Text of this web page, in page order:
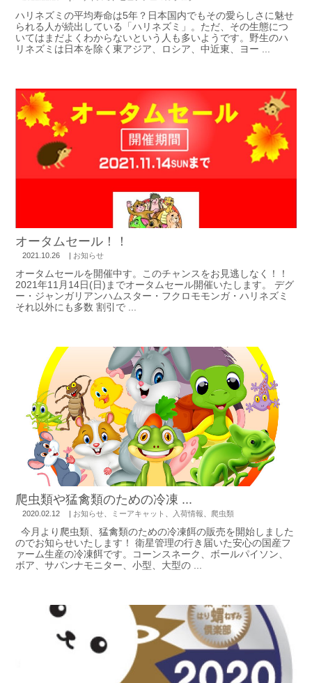
ハリネズミの平均寿命は5年？日本国内でもその愛らしさに魅せ
られる人が続出している「ハリネズミ」。ただ、その生態につ
いてはまだよくわからないという人も多いようです。野生のハ
リネズミは日本を除く東アジア、ロシア、中近東、ヨー ...
オータムセール！！
2021.10.26 | お知らせ
オータムセールを開催中す。このチャンスをお見逃しなく！！
2021年11月14日(日)までオータムセール開催いたします。 デグ
ー・ジャンガリアンハムスター・フクロモモンガ・ハリネズミ
それ以外にも多数 割引で ...
爬虫類や猛禽類のための冷凍 ...
2020.02.12 | お知らせ ミーアキャット 入荷情報 爬虫類
今月より爬虫類、猛禽類のための冷凍餌の販売を開始しました
のでお知らせいたします！ 衛星管理の行き届いた安心の国産フ
ァーム生産の冷凍餌です。コーンスネーク、ボールパイソン、
ボア、サバンナモニター、小型、大型の ...